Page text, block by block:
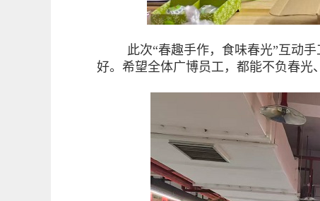
此次“春趣手作，食味春光”互动
好。希望全体广博员工，都能不负春光